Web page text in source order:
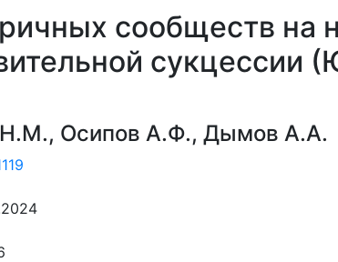
сообществ на
Н.М., Осипов А.Ф., Дымов А.А.